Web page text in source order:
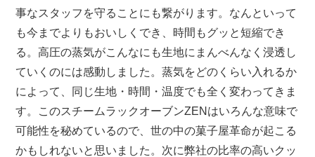
事なスタッフを守ることにも繋がります。なんといって
も今までよりもおいしくでき、時間もグッと短縮でき
る。高圧の蒸気がこんなにも生地にまんべんなく浸透し
ていくのには感動しました。蒸気をどのくらい入れるか
によって、同じ生地・時間・温度でも全く変わってきま
す。このスチームラックオーブンZENはいろんな意味で
可能性を秘めているので、世の中の菓子屋革命が起こる
かもしれないと思いました。次に弊社の比率の高いクッ